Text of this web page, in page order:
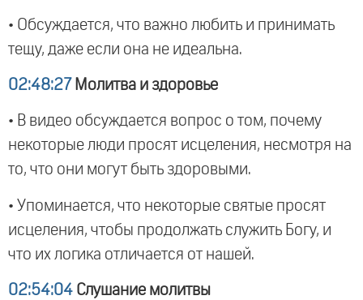
• Обсуждается, что важно любить и принимать
тещу, даже если она не идеальна.
02:48:27 Молитва и здоровье
• В видео обсуждается вопрос о том, почему
некоторые люди просят исцеления, несмотря на
то, что они могут быть здоровыми.
• Упоминается, что некоторые святые просят
исцеления, чтобы продолжать служить Богу, и
что их логика отличается от нашей.
02:54:04 Слушание молитвы